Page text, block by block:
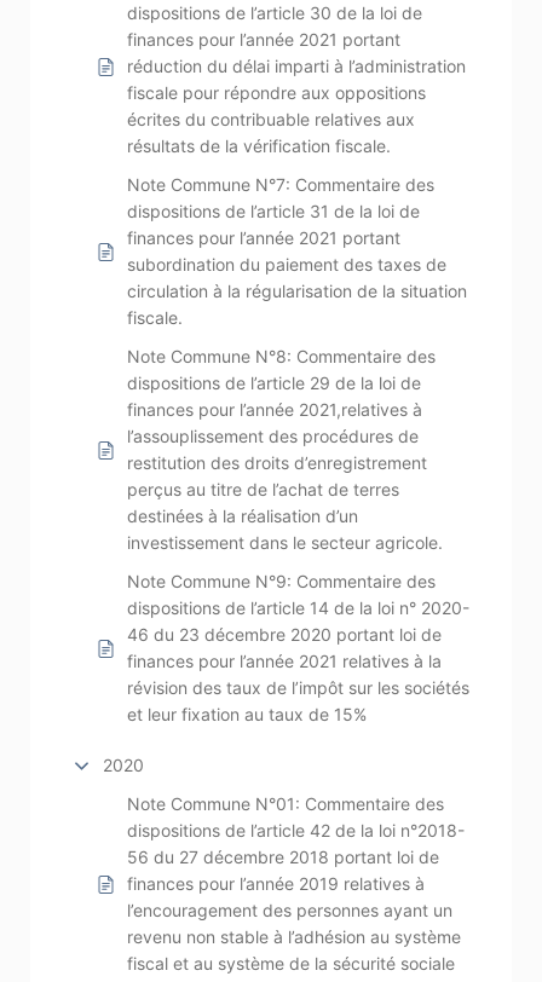
dispositions de l’article 30 de la loi de
finances pour l’année 2021 portant
réduction du délai imparti à l’administration
fiscale pour répondre aux oppositions
écrites du contribuable relatives aux
résultats de la vérification fiscale.
Note Commune N°7: Commentaire des
dispositions de l’article 31 de la loi de
finances pour l’année 2021 portant
subordination du paiement des taxes de
circulation à la régularisation de la situation
fiscale.
Note Commune N°8: Commentaire des
dispositions de l’article 29 de la loi de
finances pour l’année 2021,relatives à
l’assouplissement des procédures de
restitution des droits d’enregistrement
perçus au titre de l’achat de terres
destinées à la réalisation d’un
investissement dans le secteur agricole.
Note Commune N°9: Commentaire des
dispositions de l’article 14 de la loi n° 2020-
46 du 23 décembre 2020 portant loi de
finances pour l’année 2021 relatives à la
révision des taux de l’impôt sur les sociétés
et leur fixation au taux de 15%
2020
Note Commune N°01: Commentaire des
dispositions de l’article 42 de la loi n°2018-
56 du 27 décembre 2018 portant loi de
finances pour l’année 2019 relatives à
l’encouragement des personnes ayant un
revenu non stable à l’adhésion au système
fiscal et au système de la sécurité sociale